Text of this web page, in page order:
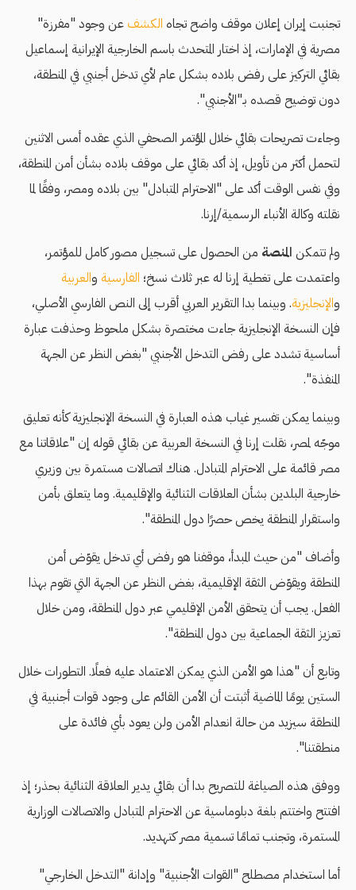
تجنبت إيران إعلان موقف واضح تجاه الكشفعن وجود "مفرزة"
مصرية في الإمارات، إذ اختار المتحدث باسم الخارجية الإيرانية إسماعيل
بقائي التركيز على رفض بلاده بشكل عام لأي تدخل أجنبي في المنطقة،
دون توضيح قصده بـ"الأجنبي".
وجاءت تصريحات بقائي خلال المؤتمر الصحفي الذي عقده أمس الاثنين
لتحمل أكثر من تأويل، إذ أكد بقائي على موقف بلاده بشأن أمن المنطقة،
وفي نفس الوقت أكد على "الاحترام المتبادل" بين بلاده ومصر، وفقًا لما
نقلته وكالة الأنباء الرسمية/إرنا.
ولم تتمكن المنصة من الحصول على تسجيل مصور كامل للمؤتمر،
واعتمدت على تغطية إرنا له عبر ثلاث نسخ؛ الفارسية والعربية
والإنجليزية. وبينما بدا التقرير العربي أقرب إلى النص الفارسي الأصلي،
فإن النسخة الإنجليزية جاءت مختصرة بشكل ملحوظ وحذفت عبارة
أساسية تشدد على رفض التدخل الأجنبي "بغض النظر عن الجهة
المنفذة".
وبينما يمكن تفسير غياب هذه العبارة في النسخة الإنجليزية كأنه تعليق
موجّه لمصر، نقلت إرنا في النسخة العربية عن بقائي قوله إن "علاقاتنا مع
مصر قائمة على الاحترام المتبادل. هناك اتصالات مستمرة بين وزيري
خارجية البلدين بشأن العلاقات الثنائية والإقليمية. وما يتعلق بأمن
واستقرار المنطقة يخص حصرًا دول المنطقة".
وأضاف "من حيث المبدأ، موقفنا هو رفض أي تدخل يقوّض أمن
المنطقة ويقوّض الثقة الإقليمية، بغض النظر عن الجهة التي تقوم بهذا
الفعل. يجب أن يتحقق الأمن الإقليمي عبر دول المنطقة، ومن خلال
تعزيز الثقة الجماعية بين دول المنطقة".
وتابع أن "هذا هو الأمن الذي يمكن الاعتماد عليه فعلًا. التطورات خلال
الستين يومًا الماضية أثبتت أن الأمن القائم على وجود قوات أجنبية في
المنطقة سيزيد من حالة انعدام الأمن ولن يعود بأي فائدة على
منطقتنا".
ووفق هذه الصياغة للتصريح بدا أن بقائي يدير العلاقة الثنائية بحذر؛ إذ
افتتح واختتم بلغة دبلوماسية عن الاحترام المتبادل والاتصالات الوزارية
المستمرة، وتجنب تمامًا تسمية مصر كتهديد.
أما استخدام مصطلح "القوات الأجنبية" وإدانة "التدخل الخارجي"